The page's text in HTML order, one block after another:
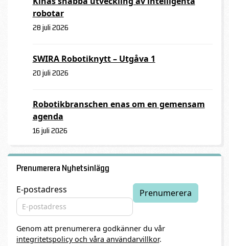
robotar
28 juli 2026
SWIRA Robotiknytt – Utgåva 1
20 juli 2026
Robotikbranschen enas om en gemensam
agenda
16 juli 2026
Prenumerera Nyhetsinlägg
E-postadress
Genom att prenumerera godkänner du vår
integritetspolicy och våra användarvillkor.